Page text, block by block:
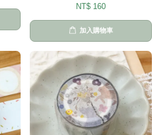
NT$ 160
加入購物車